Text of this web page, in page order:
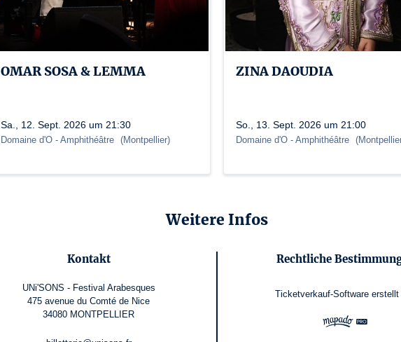
OMAR SOSA & LEMMA
Sa., 12. Sept. 2026 um 21:30
Domaine d'O - Amphithéâtre (Montpellier)
ZINA DAOUDIA
So., 13. Sept. 2026 um 21:00
Domaine d'O - Amphithéâtre (
Weitere Infos
Kontakt
UNi'SONS - Festival Arabesques
475 avenue du Comté de Nice
34080 MONTPELLIER
Rechtliche
Ticketverkauf-Software erstellt